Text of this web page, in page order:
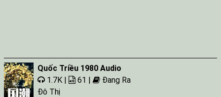
Quốc Triều 1980 Audio
1.7K |
61 |
Đang Ra
Đô Thị